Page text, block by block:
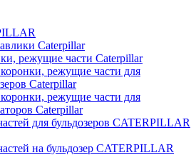
Caterpillar
режущие части Caterpillar
режущие части для
Caterpillar
режущие части для
Caterpillar
для бульдозеров CATERPILLAR
на бульдозер CATERPILLAR